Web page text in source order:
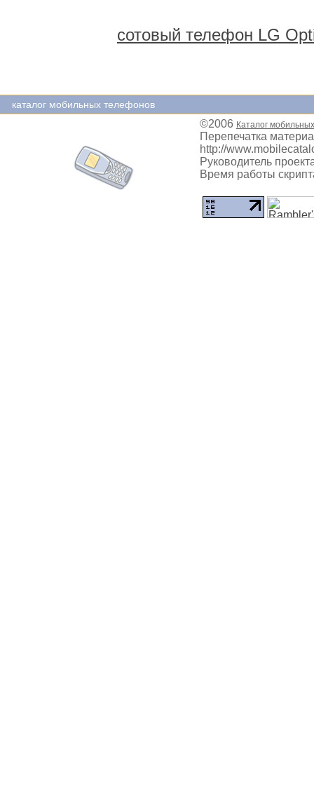
сотовый телефон LG
каталог мобильных телефонов
©2006 Каталог
Перепечатка
http://
Руководитель
Время работы